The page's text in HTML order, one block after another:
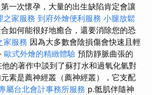
一次懷孕，大量的出生缺陷肯定會讓
之家服務 到府外燴便利服務 小腿放鬆
如何能很好地癒合，還要消除您的恐
家服務 因為大多數會陰損傷會快速且輕
歐式外燴的精緻體驗 預防靜脈曲張的
的著作中談到了蘇打水和過氧化氫對
素是薦神經叢（薦神經叢），它支配
屬台北會計事務所服務 p.骶肌伴隨神